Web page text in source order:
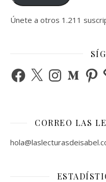
Únete a otros 1.211
Facebook
X InstagramMedium
CORREO LAS